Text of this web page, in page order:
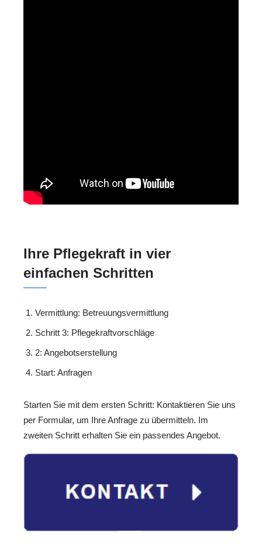
Ihre Pflegekraft in vier
einfachen Schritten
Vermittlung: Betreuungsvermittlung
Schritt 3: Pflegekraftvorschläge
2: Angebotserstellung
Start: Anfragen
Starten Sie mit dem ersten Schritt: Kontaktieren Sie uns
per Formular, um Ihre Anfrage zu übermitteln. Im
zweiten Schritt erhalten Sie ein passendes Angebot.